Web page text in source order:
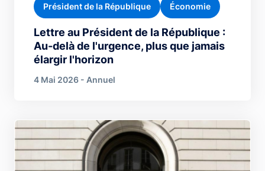
Lettre au Président de la République :
Au-delà de l'urgence, plus que jamais
élargir l'horizon
Président de la République Économie
4 Mai 2026 - Annuel
Image